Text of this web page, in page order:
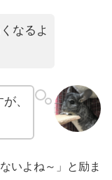
なるよ
、
いよね～」と励ま